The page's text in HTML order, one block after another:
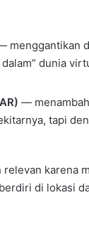
menggantikan
dalam” dunia
—
tapi
karena
di lokasi